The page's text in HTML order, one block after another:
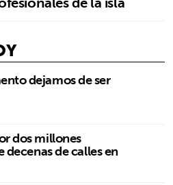
dejamos de ser
dos millones
decenas de calles en